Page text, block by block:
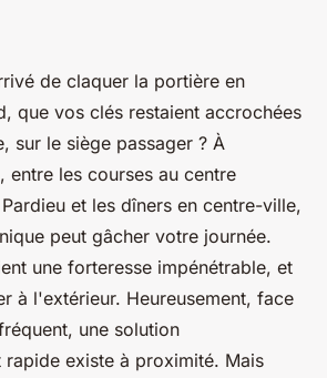
à
: vos clés en
•7 min de lecture
de claquer la portière en
que vos clés restaient accrochées
sur le siège passager ? À
entre les courses au centre
et les dîners en centre-ville,
peut gâcher votre journée.
une forteresse impénétrable, et
à l'extérieur. Heureusement, face
une solution
rapide existe à proximité. Mais